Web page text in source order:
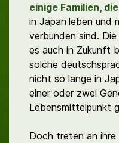
einige Familien,
in Japan leben und
verbunden sind.
es auch in Zukunft
solche
nicht so lange in
einer oder zwei
Lebensmittelpunkt
Doch treten an ihre